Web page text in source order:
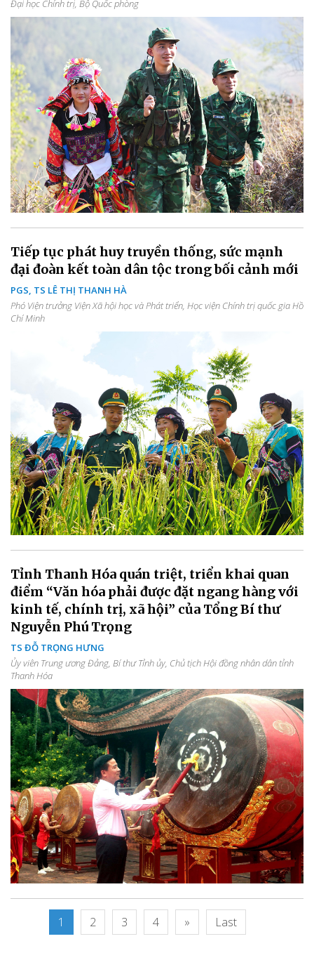
Đại học Chính trị, Bộ Quốc phòng
Tiếp tục phát huy truyền thống, sức mạnh
đại đoàn kết toàn dân tộc trong bối cảnh mới
PGS, TS LÊ THỊ THANH HÀ
Phó Viện trưởng Viện Xã hội học và Phát triển, Học viện Chính trị quốc gia Hồ
Chí Minh
Tỉnh Thanh Hóa quán triệt, triển khai quan
điểm “Văn hóa phải được đặt ngang hàng với
kinh tế, chính trị, xã hội” của Tổng Bí thư
Nguyễn Phú Trọng
TS ĐỖ TRỌNG HƯNG
Ủy viên Trung ương Đảng, Bí thư Tỉnh ủy, Chủ tịch Hội đồng nhân dân tỉnh
Thanh Hóa
1 2 3 4 » Last